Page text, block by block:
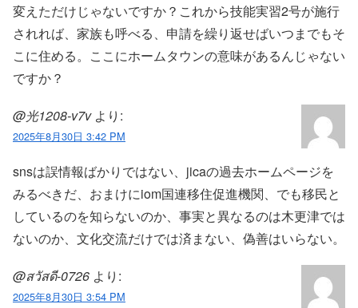
変えただけじゃないですか？これから技能実習2号が施行
されれば、家族も呼べる、申請を繰り返せばいつまでもそ
こに住める。ここにホームタウンの意味があるんじゃない
ですか？
@光1208-v7v より:
2025年8月30日 3:42 PM
snsは誤情報ばかりではない、jicaの過去ホームページを
みるべきだ、おまけにiom国連移住促進機関、でも移民と
しているのを知らないのか、事実と異なるのは木更津では
ないのか、文化交流だけでは済まない、偽善はいらない。
@สวัสดี-0726 より:
2025年8月30日 3:54 PM